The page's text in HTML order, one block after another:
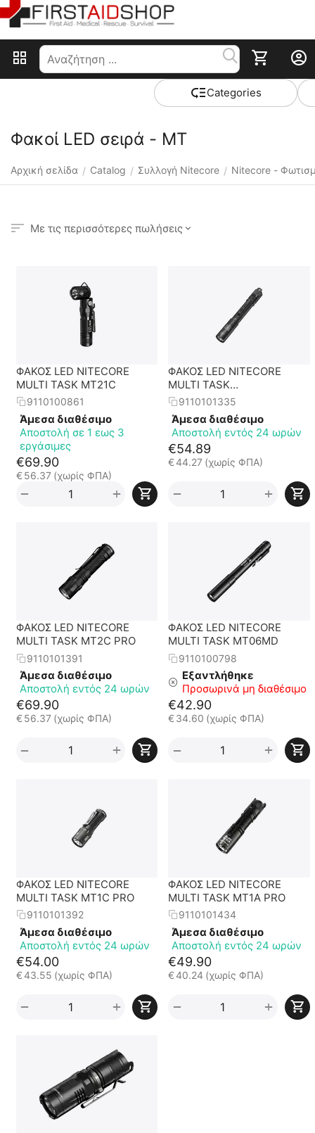
Сategories
Φακοί LED σειρά - MT
Αρχική σελίδα / Catalog / Συλλογή Nitecore / Nitecore -
Με τις περισσότερες πωλήσεις
ΦΑΚΟΣ LED NITECORE
MULTI TASK MT21C
9110100861
Άμεσα διαθέσιμο
Αποστολή σε 1 εως 3
εργάσιμες
€69.90
€ 56.37 (χωρίς ΦΠΑ)
+
−
ΦΑΚΟΣ LED NITECORE
MULTI TASK
MT2APRO,1000lumes +
9110101335
Άμεσα διαθέσιμο
Αποστολή εντός 24 ωρών
€54.89
€44.27 (χωρίς ΦΠΑ)
+
−
ΦΑΚΟΣ LED NITECORE
MULTI TASK MT2C PRO
9110101391
Άμεσα διαθέσιμο
Αποστολή εντός 24 ωρών
€69.90
€ 56.37 (χωρίς ΦΠΑ)
+
−
ΦΑΚΟΣ LED NITECORE
MULTI TASK MT06MD
9110100798
Εξαντλήθηκε
Προσωρινά μη διαθέσιμο
€42.90
€34.60 (χωρίς ΦΠΑ)
+
−
ΦΑΚΟΣ LED NITECORE
MULTI TASK MT1C PRO
9110101392
Άμεσα διαθέσιμο
Αποστολή εντός 24 ωρών
€54.00
€43.55 (χωρίς ΦΠΑ)
+
−
ΦΑΚΟΣ LED NITECORE
MULTI TASK MT1A PRO
9110101434
Άμεσα διαθέσιμο
Αποστολή εντός 24 ωρών
€49.90
€40.24 (χωρίς ΦΠΑ)
+
−